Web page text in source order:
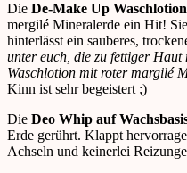
Die De-Make Up Waschlotion
mergilé Mineralerde ein Hit!
hinterlässt ein sauberes,
unter euch, die zu fettiger
Waschlotion mit roter margilé
Kinn ist sehr begeistert ;)
Die Deo Whip auf
Erde gerührt. Klappt
Achseln und keinerlei